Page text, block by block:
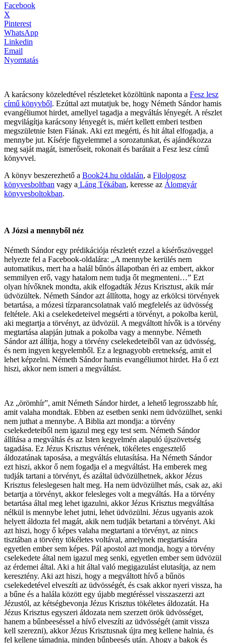
Facebook
X
Pinterest
WhatsApp
Linkedin
Email
Nyomtatás
A karácsony közeledtével részleteket közöltünk naponta a Fesz lesz
című könyvből. Ezúttal azt mutatjuk be, hogy Németh Sándor hamis
evangéliumot hirdet, amellyel tagadja a megváltás lényegét. A részlet
megvilágítja karácsony lényegét is, miért kellett emberi testben
megszületnie Isten Fiának. Aki ezt megérti, és hit által elfogadja, a
mennybe jut. Kísérje figyelemmel a sorozatunkat, és ajándékozza
meg saját magát, ismerőseit, rokonait és barátait a Fesz lesz című
könyvvel.
A könyv beszerezhető a Book24.hu oldalán, a Filologosz
könyvesboltban vagy a Láng Tékában, keresse az Álomgyár
könyvesboltokban.
A Józsi a mennyből néz
Németh Sándor egy prédikációja részletét ezzel a kísérőszöveggel
helyezte fel a Facebook-oldalára: „A mennybe kerülés nem
automatikus, mert ha a halál bűnös állapotban éri az embert, akkor
semmilyen erő, vagy hatalom nem tudja őt megmenteni…” Ezt
olyan hívőknek mondta, akik elfogadták Jézus Krisztust, akik már
üdvözültek. Németh Sándor azt állította, hogy az erkölcsi törvények
betartása, a mózesi tízparancsolatnak való megfelelés az üdvösség
feltétele. Aki a cselekedeteivel megsérti a törvényt, a pokolba kerül,
aki megtartja a törvényt, az üdvözül. A megváltott hívők is a törvény
megtartása alapján jutnak a pokolba vagy a mennybe. Németh
Sándor azt állítja, hogy a törvény cselekedeteiből van az üdvösség,
és nem ingyen kegyelemből. Ez a legnagyobb eretnekség, amit el
lehet képzelni. Németh Sándor hamis evangéliumot hirdet. Ha ő ezt
hiszi, akkor nem ismeri a megváltást.
Az „örömhír”, amit Németh Sándor hirdet, a lehető legrosszabb hír,
amit valaha mondtak. Ebben az esetben senki nem üdvözülhet, senki
nem juthat a mennybe. A Biblia azt mondja: a törvény
cselekedeteiből nem igazul meg egy test sem. Németh Sándor
állítása a megváltás és az Isten kegyelmén alapuló újszövetség
tagadása. Ez Jézus Krisztus vérének, tökéletes engesztelő
áldozatának taposása, a megváltás elutasítása. Ha Németh Sándor
ezt hiszi, akkor ő nem fogadja el a megváltást. Ha emberek meg
tudják tartani a törvényt, és azáltal üdvözülhetnek, akkor Jézus
Krisztus feleslegesen halt meg. Ha nem üdvözülhet más, csak az, aki
betartja a törvényt, akkor felesleges volt a megváltás. Ha a törvény
betartása által meg lehet igazulni, akkor Jézus Krisztus megváltása
nélkül is mennybe lehet jutni, lehet üdvözülni. Jézus ugyanis azok
helyett áldozta fel magát, akik nem tudják betartani a törvényt. Aki
azt hiszi, hogy ő képes valaha megtartani a törvényt, az nincs
tisztában a törvény tökéletes voltával, amelynek megtartására
egyetlen ember sem képes. Pál apostol azt mondja, hogy a törvény
cselekedete által nem igazul meg senki, egyetlen ember sem üdvözül
az érdemei által. Aki a hit által való megigazulást elutasítja, az nem
keresztény. Aki azt hiszi, hogy a megváltott hívő a bűnös
cselekedetével elveszíti az üdvösségét, és csak akkor nyeri vissza, ha
a bűne és a halála között egy újabb megtéréssel visszaszerzi azt
Jézustól, az kétségbevonja Jézus Krisztus tökéletes áldozatát. Ha
Jézus Krisztus egyszeri áldozata nem szerzett örök üdvösséget,
hanem a bűnbeeséssel a hívő elveszíti az üdvösségét (amit vissza
kell szerezni), akkor Jézus Krisztusnak újra meg kellene halnia, és
fel kellene támadnia, minden bűnbeesés után. Ahogy a bakok és